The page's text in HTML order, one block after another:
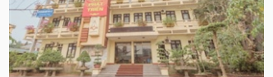
Lãnh
đạo
(-)
Tất cả Người nội bộ Người liên quan Cổ đông lớn